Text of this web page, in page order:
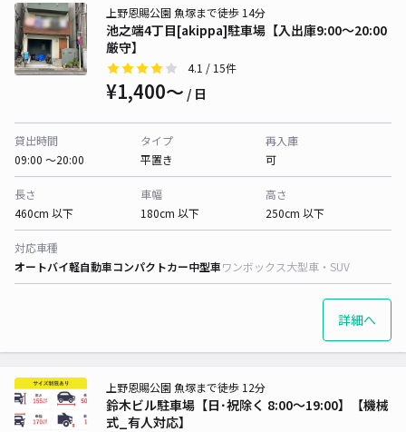
池之端4丁目[akippa]駐車場【入出庫9:00〜20:00
厳守】
上野恩賜公園 魚塚まで徒歩 14分
4.1 / 15件
¥1,400〜 / 日
貸出時間
09:00 〜20:00
タイプ
平置き
再入庫
可
長さ
460cm 以下
車幅
180cm 以下
高さ
250cm 以下
対応車種
オートバイ軽自動車コンパクトカー中型車ワンボックス大型車・SUV
詳細へ
鈴木ビル駐車場【日･祝除く 8:00～19:00】【機械
式_有人対応】
上野恩賜公園 魚塚まで徒歩 12分